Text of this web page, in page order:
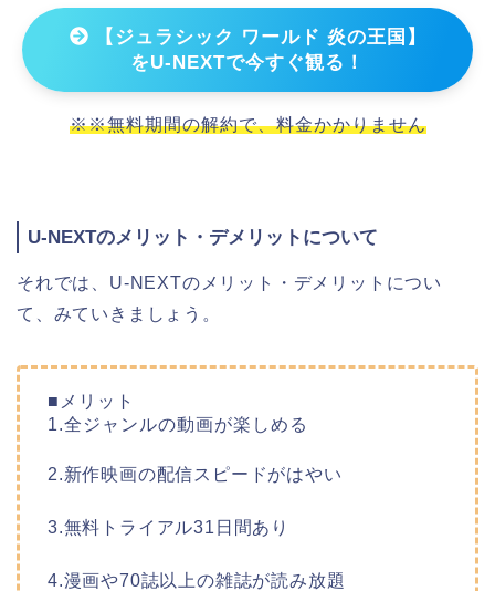
【ジュラシック ワールド 炎の王国】
をU-NEXTで今すぐ観る！
※※無料期間の解約で、料金かかりません
U-NEXTのメリット・デメリットについて
それでは、U-NEXTのメリット・デメリットについ
て、みていきましょう。
■メリット
1.全ジャンルの動画が楽しめる
2.新作映画の配信スピードがはやい
3.無料トライアル31日間あり
4.漫画や70誌以上の雑誌が読み放題